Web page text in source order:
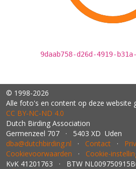
9daab758-d26d-4919-
© 1998-2026
Alle foto's en content op deze website
CC BY‑NC‑ND 4.0
Dutch Birding Association
Germenzeel 707 · 5403 XD Uden
dba@dutchbirding.nl · Contact ·
Cookievoorwaarden · Cookie-
KvK 41201763 · BTW